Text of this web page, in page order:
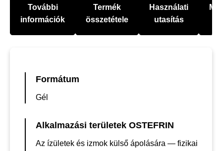
További
információk
Termék
összetétele
Használati
utasítás
Formátum
Gél
Alkalmazási területek OSTEFRIN
Az ízületek és izmok külső ápolására — fizikai